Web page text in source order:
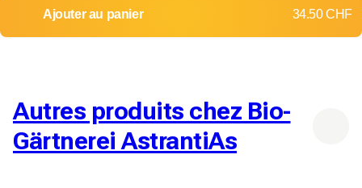
Ajouter au panier 34.50 CHF
Autres produits chez Bio-
Gärtnerei AstrantiAs